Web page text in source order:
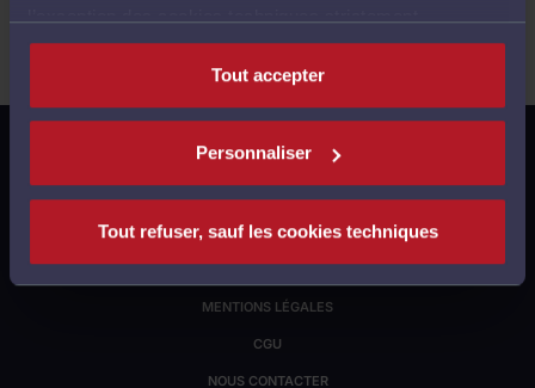
nécessaires au fonctionnement du site.
Tout accepter
Personnaliser
Tout refuser, sauf les cookies techniques
Aucune vente ne correspond à votre recherche..
S'INSCRIRE À NOTRE LETTRE D'INFORMATION
GESTION DES COOKIES
JUSTICE.FR
POLITIQUE DE CONFIDENTIALITÉ
MENTIONS LÉGALES
CGU
NOUS CONTACTER